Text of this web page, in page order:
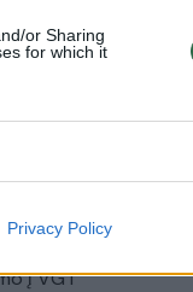
or Sharing
for which it
Privacy Policy
testuoti NATO 5-
kritikuoja G.
dėl gynybos
į VGT